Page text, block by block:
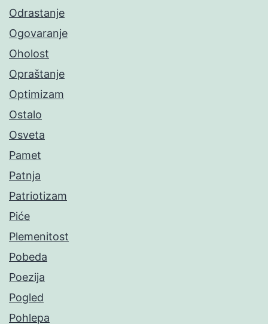
Odrastanje
Ogovaranje
Oholost
Opraštanje
Optimizam
Ostalo
Osveta
Pamet
Patnja
Patriotizam
Piće
Plemenitost
Pobeda
Poezija
Pogled
Pohlepa